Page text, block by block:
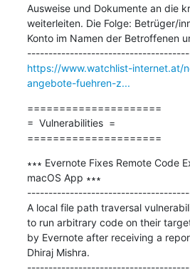
Ausweise und Dokumente an die
weiterleiten. Die Folge: Betrüger/
Konto im Namen der Betroffenen
https://www.watchlist-internet.at/
angebote-fuehren-z...
=====================
=  Vulnerabilities  =
=====================
∗∗∗ Evernote Fixes Remote Code
macOS App ∗∗∗
A local file path traversal
to run arbitrary code on their
by Evernote after receiving a
Dhiraj Mishra.